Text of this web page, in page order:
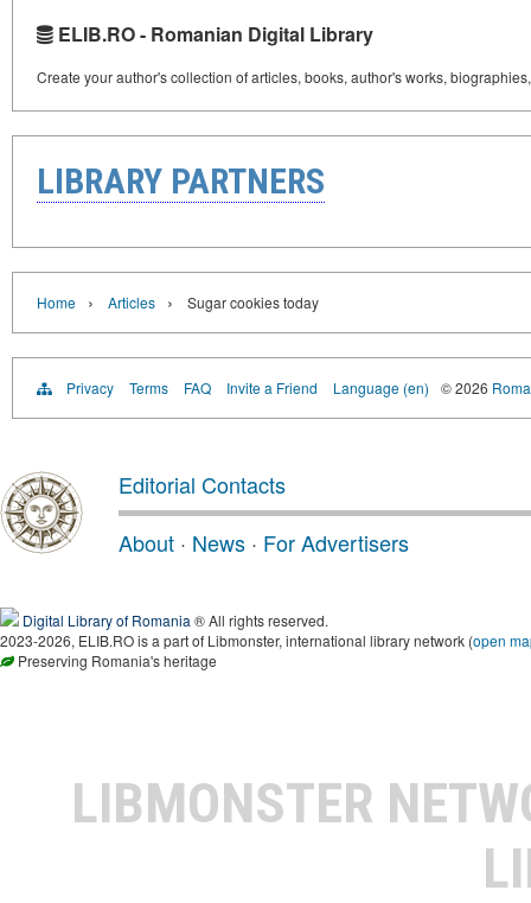
ELIB.RO - Romanian Digital Library
Create your author's collection of articles, books, author's works,
LIBRARY PARTNERS
Home › Articles › Sugar cookies today
Privacy Terms FAQ Invite a Friend Language (en) © 2026
Editorial Contacts
About · News · For Advertisers
Digital Library of Romania ® All rights reserved.
2023-2026, ELIB.RO is a part of Libmonster, international library network (open
Preserving Romania's heritage
LIBMONSTER